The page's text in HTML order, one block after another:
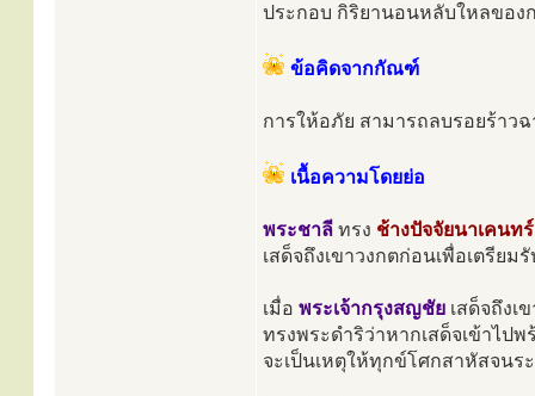
ประกอบ กิริยานอนหลับใหลของ
ข้อคิดจากกัณฑ์
การให้อภัย สามารถลบรอยร้าว
เนื้อความโดยย่อ
พระชาลี ทรง ช้างปัจจัยนาเคนทร์
เสด็จถึงเขาวงกตก่อนเพื่อเตรียม
เมื่อ พระเจ้ากรุงสญชัย เสด็จถึงเ
ทรงพระดำริว่าหากเสด็จเข้าไป
จะเป็นเหตุให้ทุกข์โศกสาหัสจนร